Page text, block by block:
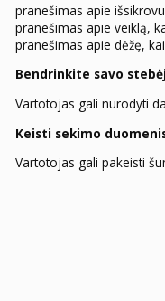
pranešimas apie
pranešimas apie veiklą,
pranešimas apie dėžę,
Bendrinkite savo
Vartotojas gali nurodyti
Keisti sekimo
Vartotojas gali pakeisti